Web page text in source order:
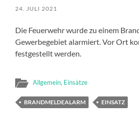
24. JULI 2021
Die Feuerwehr wurde zu einem
Gewerbegebiet alarmiert. Vor Ort
festgestellt werden.
Allgemein, Einsätze
BRANDMELDEALARM EINSATZ